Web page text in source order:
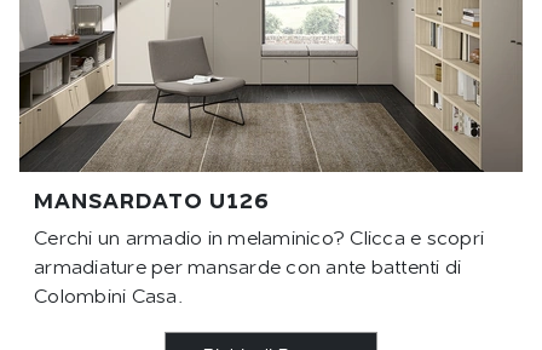
MANSARDATO U126
Cerchi un armadio in melaminico? Clicca e scopri
armadiature per mansarde con ante battenti di
Colombini Casa.